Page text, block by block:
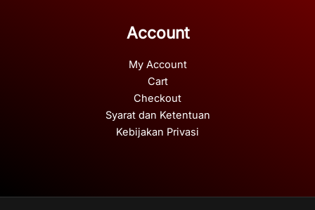
Account
My Account
Cart
Checkout
Syarat dan Ketentuan
Kebijakan Privasi